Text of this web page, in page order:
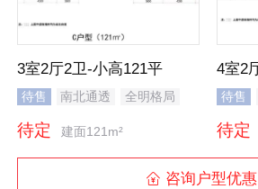
3室2厅2卫-小高121平
待售 南北通透 全明格局
待定 建面121m²
待售
待定
 咨询户型优惠